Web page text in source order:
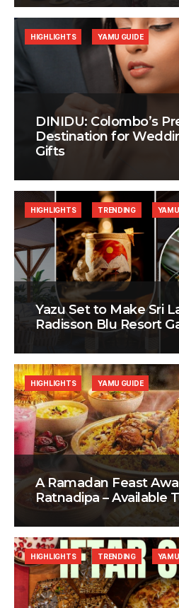
DINIDU: Colombo’s
Destination for
Gifts
HIGHLIGHTS YAMU GUIDE
Yazu Set to Make Sri
Radisson Blu Resort
HIGHLIGHTS TRENDING
A Ramadan Feast
Ratnadipa – Available
HIGHLIGHTS YAMU GUIDE
HIGHLIGHTS TRENDING